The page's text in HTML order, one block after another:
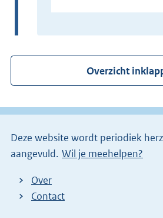
Overzicht
Deze website wordt periodiek
aangevuld. Wil je meehelpen?
Over
Contact